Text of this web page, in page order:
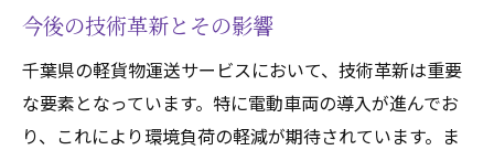
未来を見据えた技術革新
スマート物流の導入
地域産業との連携強化
今後の技術革新とその影響
千葉県の軽貨物運送サービスにおいて、技術革新は重要
な要素となっています。特に電動車両の導入が進んでお
り、これにより環境負荷の軽減が期待されています。ま